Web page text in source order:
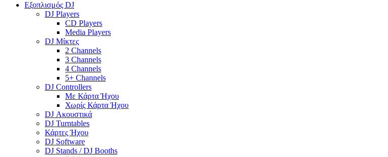
Εξοπλισμός DJ
DJ Players
CD Players
Media Players
DJ Μίκτες
2 Channels
3 Channels
4 Channels
5+ Channels
DJ Controllers
Με Κάρτα Ήχου
Χωρίς Κάρτα Ήχου
DJ Ακουστικά
DJ Turntables
Κάρτες Ήχου
DJ Software
DJ Stands / DJ Booths